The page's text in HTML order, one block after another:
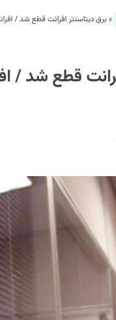
»برق دیتاسنتر افرانت قطع شد /
قطع شد /